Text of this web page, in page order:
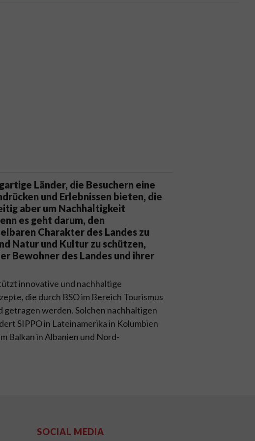
Länder, die Besuchern eine
und Erlebnissen bieten, die
aber um Nachhaltigkeit
es geht darum, den
Charakter des Landes zu
Natur und Kultur zu schützen,
Bewohner des Landes und ihrer
innovative und nachhaltige
die durch BSO im Bereich Tourismus
getragen werden. Solchen nachhaltigen
SIPPO in Lateinamerika in Kolumbien
Balkan in Albanien und Nord-
SOCIAL MEDIA